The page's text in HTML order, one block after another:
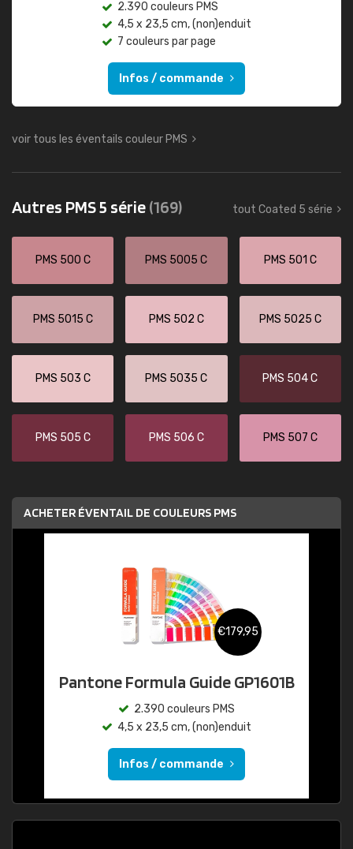
2.390 couleurs PMS
4,5 x 23,5 cm, (non)enduit
7 couleurs par page
Infos / commande
voir tous les éventails couleur PMS
Autres PMS 5 série(169) tout Coated 5 série
PMS 500 C PMS 5005 C PMS 501 C
PMS 5015 C PMS 502 C PMS 5025 C
PMS 503 C PMS 5035 C PMS 504 C
PMS 505 C PMS 506 C PMS 507 C
ACHETER ÉVENTAIL DE COULEURS PMS
€179,95
Pantone Formula Guide GP1601B
2.390 couleurs PMS
4,5 x 23,5 cm, (non)enduit
Infos / commande